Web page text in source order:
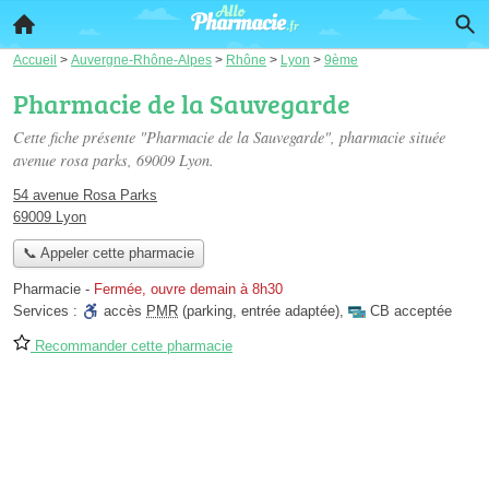
Accueil > Auvergne-Rhône-Alpes > Rhône > Lyon > 9ème
Pharmacie de la Sauvegarde
Cette fiche présente "Pharmacie de la Sauvegarde", pharmacie située
avenue rosa parks, 69009 Lyon.
54 avenue Rosa Parks
69009 Lyon
📞 Appeler cette pharmacie
Pharmacie - Fermée, ouvre demain à 8h30
Services :
accès PMR (parking, entrée adaptée), CB acceptée
Recommander cette pharmacie